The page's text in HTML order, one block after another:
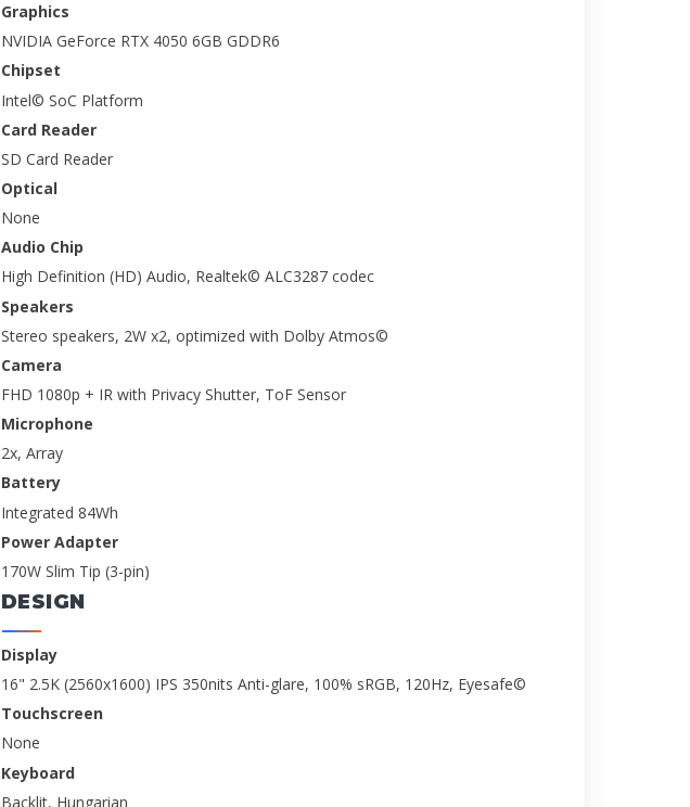
Graphics
NVIDIA GeForce RTX 4050 6GB GDDR6
Chipset
Intel© SoC Platform
Card Reader
SD Card Reader
Optical
None
Audio Chip
High Definition (HD) Audio, Realtek© ALC3287 codec
Speakers
Stereo speakers, 2W x2, optimized with Dolby Atmos©
Camera
FHD 1080p + IR with Privacy Shutter, ToF Sensor
Microphone
2x, Array
Battery
Integrated 84Wh
Power Adapter
170W Slim Tip (3-pin)
DESIGN
Display
16" 2.5K (2560x1600) IPS 350nits Anti-glare, 100% sRGB, 120Hz, Eyesafe©
Touchscreen
None
Keyboard
Backlit, Hungarian